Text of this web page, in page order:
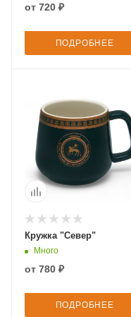
от 720 ₽
ПОДРОБНЕЕ
Кружка "Север"
Много
от 780 ₽
ПОДРОБНЕЕ